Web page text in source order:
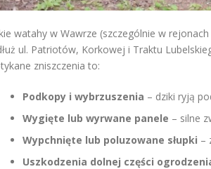
watahy w Wawrze (szczególnie w
ul. Patriotów, Korkowej i Traktu
zniszczenia to:
Podkopy i wybrzuszenia – dziki ryją
Wygięte lub wyrwane panele – silne
Wypchnięte lub poluzowane słupki –
Uszkodzenia dolnej części